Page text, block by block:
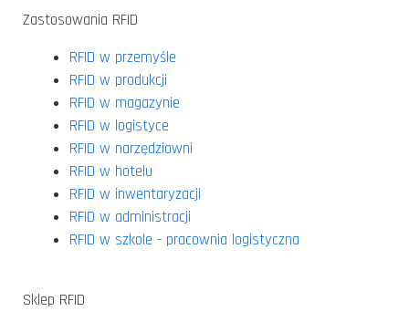
Zastosowania RFID
RFID w przemyśle
RFID w produkcji
RFID w magazynie
RFID w logistyce
RFID w narzędziowni
RFID w hotelu
RFID w inwentaryzacji
RFID w administracji
RFID w szkole - pracownia logistyczna
Sklep RFID